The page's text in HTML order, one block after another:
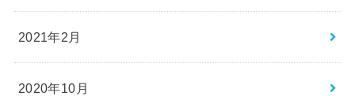
2021年2月
2020年10月